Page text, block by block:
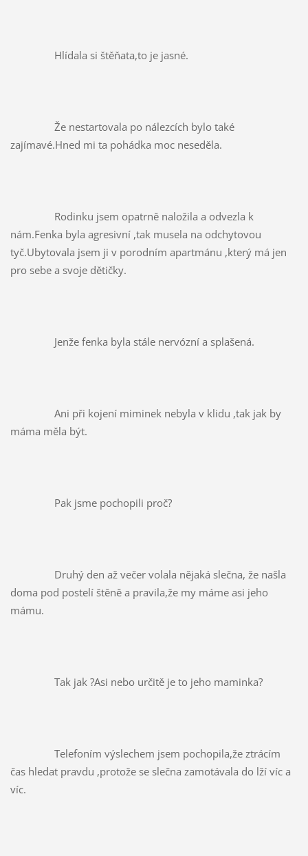
		Hlídala si štěňata,to je jasné.
zajímavé.Hned mi ta pohádka moc neseděla.
nám.Fenka byla agresivní ,tak musela na odchytovou
tyč.Ubytovala jsem ji v porodním apartmánu ,který má jen
pro sebe a svoje dětičky.
		Jenže fenka byla stále nervózní a splašená.
máma měla být.
		Pak jsme pochopili proč?
doma pod postelí štěně a pravila,že my máme asi jeho
mámu.
		Tak jak ?Asi nebo určitě je to jeho maminka?
čas hledat pravdu ,protože se slečna zamotávala do lží víc a
víc.